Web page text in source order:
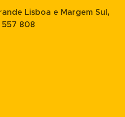
Lisboa e Margem Sul,
808